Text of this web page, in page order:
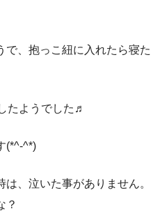
で、抱っこ紐に入れたら寝た
たようでした♬
(*^-^*)
、泣いた事がありません。
？